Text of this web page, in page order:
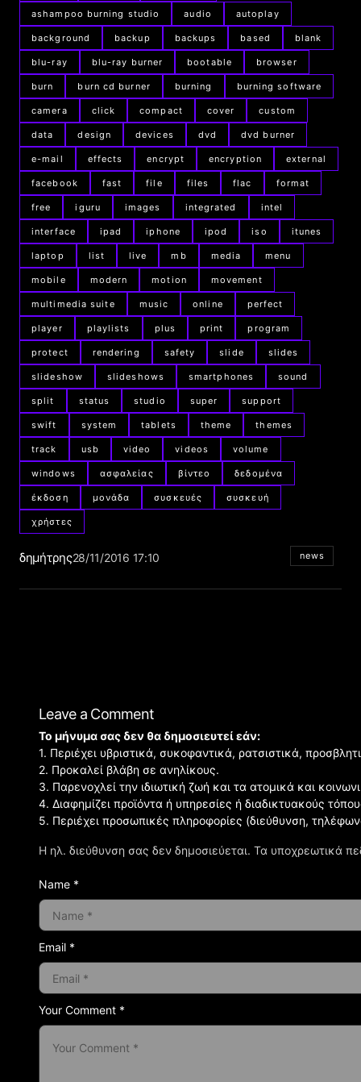
ashampoo burning studio audio autoplay
background backup backups based blank
blu-ray blu-ray burner bootable browser
burn burn cd burner burning burning software
camera click compact cover custom
data design devices dvd dvd burner
e-mail effects encrypt encryption external
facebook fast file files flac format
free iguru images integrated intel
interface ipad iphone ipod iso itunes
laptop list live mb media menu
mobile modern motion movement
multimedia suite music online perfect
player playlists plus print program
protect rendering safety slide slides
slideshow slideshows smartphones sound
split status studio super support
swift system tablets theme themes
track usb video videos volume
windows ασφαλείας βίντεο δεδομένα
έκδοση μονάδα συσκευές συσκευή
χρήστες
δημήτρης28/11/2016 17:10 news
Leave a Comment
Η ηλ. διεύθυνση σας δεν δημοσιεύεται. Τα υποχρεωτικά
Your Comment *
Το μήνυμα σας δεν θα δημοσιευτεί εάν:
1. Περιέχει υβριστικά, συκοφαντικά, ρατσιστικά,
2. Προκαλεί βλάβη σε ανηλίκους.
3. Παρενοχλεί την ιδιωτική ζωή και τα ατομικά και
4. Διαφημίζει προϊόντα ή υπηρεσίες ή διαδικτυακούς
5. Περιέχει προσωπικές πληροφορίες (διεύθυνση,
Name *
Email *